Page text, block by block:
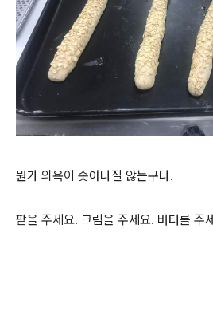
뭔가 의욕이 솟아나질 않는구나.
팥을 주세요. 크림을 주세요. 버터를 주